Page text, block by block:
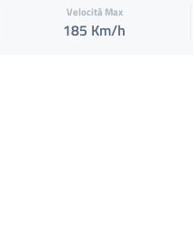
Velocità Max
185 Km/h